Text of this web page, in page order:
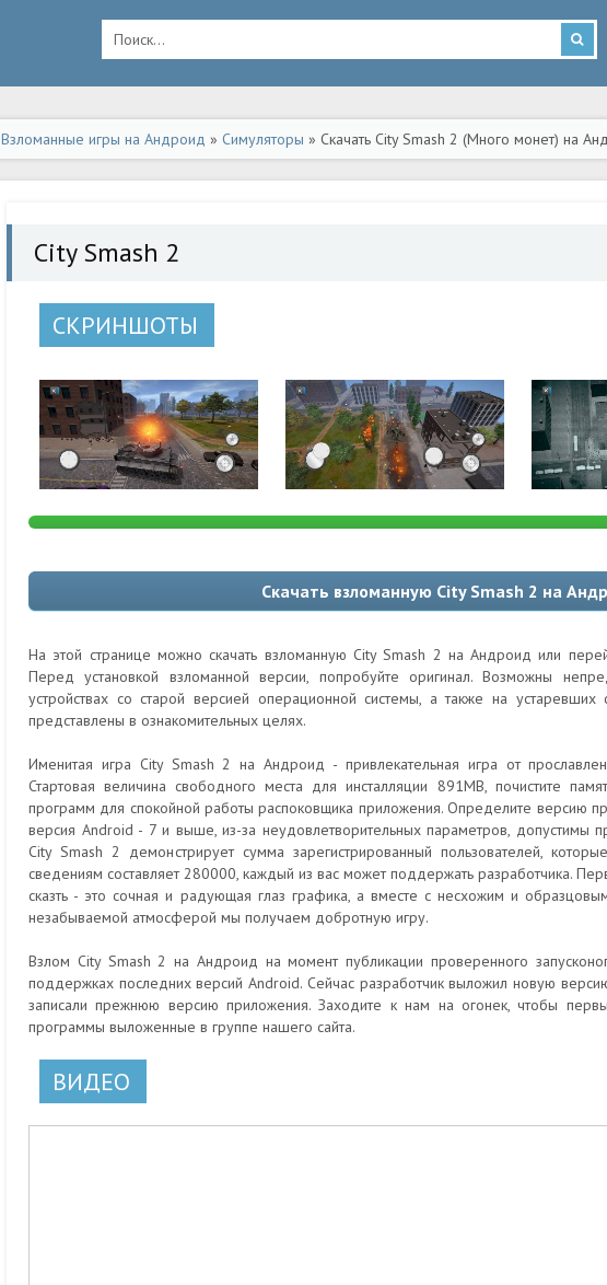
Взломанные игры на Андроид » Симуляторы » Скачать City Smash 2 (Много монет) на
City Smash 2
СКРИНШОТЫ
Скачать взломанную City Smash 2 на
На этой странице можно скачать взломанную City Smash 2 на Андроид или
Перед установкой взломанной версии, попробуйте оригинал. Возможны
устройствах со старой версией операционной системы, а также на
представлены в ознакомительных целях.
Именитая игра City Smash 2 на Андроид - привлекательная игра от
Стартовая величина свободного места для инсталляции 891MB, почистите
программ для спокойной работы распоковщика приложения. Определите версию
версия Android - 7 и выше, из-за неудовлетворительных параметров, допустимы
City Smash 2 демонстрирует сумма зарегистрированный пользователей,
сведениям составляет 280000, каждый из вас может поддержать разработчика.
сказть - это сочная и радующая глаз графика, а вместе с несхожим и
незабываемой атмосферой мы получаем добротную игру.
Взлом City Smash 2 на Андроид на момент публикации проверенного
поддержках последних версий Android. Сейчас разработчик выложил новую
записали прежнюю версию приложения. Заходите к нам на огонек, чтобы
программы выложенные в группе нашего сайта.
ВИДЕО